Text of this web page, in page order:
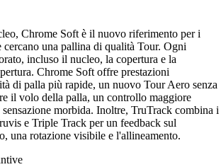
Chrome Soft è il nuovo riferimento per i
cercano una pallina di qualità Tour. Ogni
incluso il nucleo, la copertura e la
Chrome Soft offre prestazioni
di palla più rapide, un nuovo Tour Aero senza
il volo della palla, un controllo maggiore
sensazione morbida. Inoltre, TruTrack combina i
e Triple Track per un feedback sul
una rotazione visibile e l'allineamento.